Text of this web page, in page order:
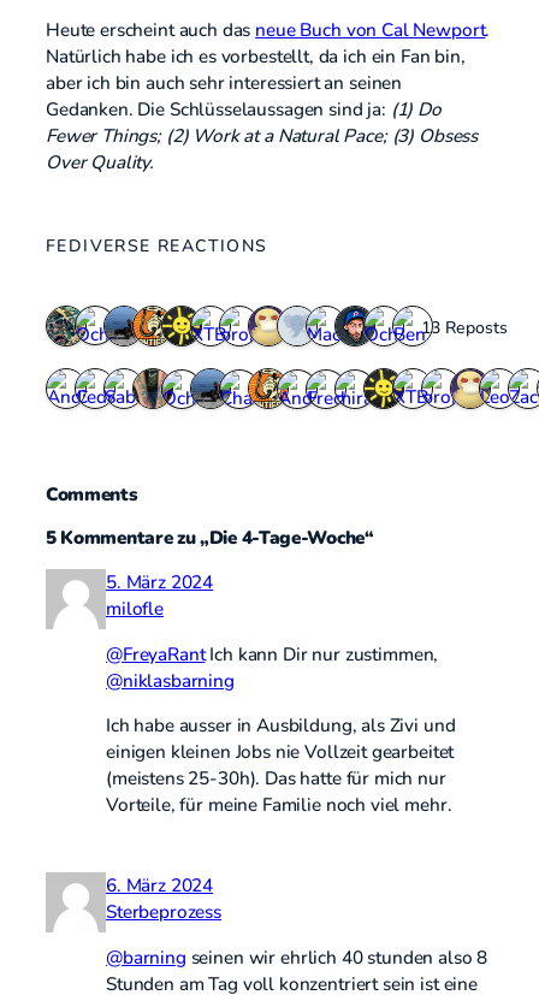
Heute erscheint auch das neue Buch von Cal Newport.
Natürlich habe ich es vorbestellt, da ich ein Fan bin,
aber ich bin auch sehr interessiert an seinen
Gedanken. Die Schlüsselaussagen sind ja: (1) Do
Fewer Things; (2) Work at a Natural Pace; (3) Obsess
Over Quality.
FEDIVERSE REACTIONS
13 Reposts
Comments
5 Kommentare zu „Die 4-Tage-Woche“
5. März 2024
milofle
@FreyaRantIch kann Dir nur zustimmen,
@niklasbarning
Ich habe ausser in Ausbildung, als Zivi und
einigen kleinen Jobs nie Vollzeit gearbeitet
(meistens 25-30h). Das hatte für mich nur
Vorteile, für meine Familie noch viel mehr.
6. März 2024
Sterbeprozess
@barning seinen wir ehrlich 40 stunden also 8
Stunden am Tag voll konzentriert sein ist eine